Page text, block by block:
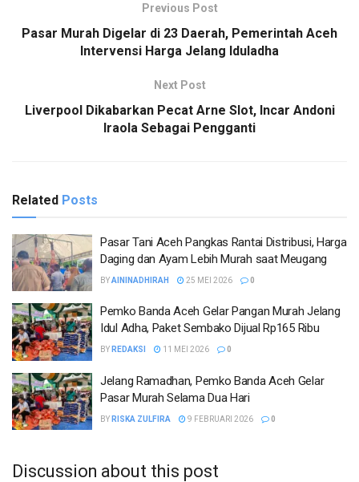
Previous Post
Pasar Murah Digelar di 23 Daerah, Pemerintah Aceh
Intervensi Harga Jelang Iduladha
Next Post
Liverpool Dikabarkan Pecat Arne Slot, Incar Andoni
Iraola Sebagai Pengganti
Related Posts
Pasar Tani Aceh Pangkas Rantai Distribusi, Harga
Daging dan Ayam Lebih Murah saat Meugang
BYAININADHIRAH 25 MEI 2026 0
Pemko Banda Aceh Gelar Pangan Murah Jelang
Idul Adha, Paket Sembako Dijual Rp165 Ribu
BY REDAKSI 11 MEI 2026 0
Jelang Ramadhan, Pemko Banda Aceh Gelar
Pasar Murah Selama Dua Hari
BY RISKA ZULFIRA 9 FEBRUARI 2026 0
Discussion about this post